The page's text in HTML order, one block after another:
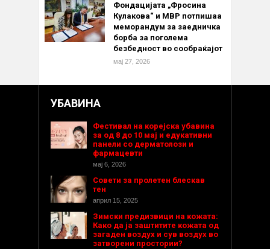
Фондацијата „Фросина
Кулакова“ и МВР потпишаа
меморандум за заедничка
борба за поголема
безбедност во сообраќајот
мај 27, 2026
УБАВИНА
Фестивал на корејска убавина
за од 8 до 10 мај и едукативни
панели со дерматолози и
фармацевти
мај 6, 2026
Совети за пролетен блескав
тен
април 15, 2025
Зимски предизвици на кожата:
Како да ја заштитите кожата од
загаден воздух и сув воздух во
затворени простории?